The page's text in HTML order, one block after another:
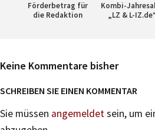
Förderbetrag für
die Redaktion
Kombi-
„LZ & L-
Keine Kommentare bisher
SCHREIBEN SIE EINEN KOMMENTAR
Sie müssen angemeldetsein, um